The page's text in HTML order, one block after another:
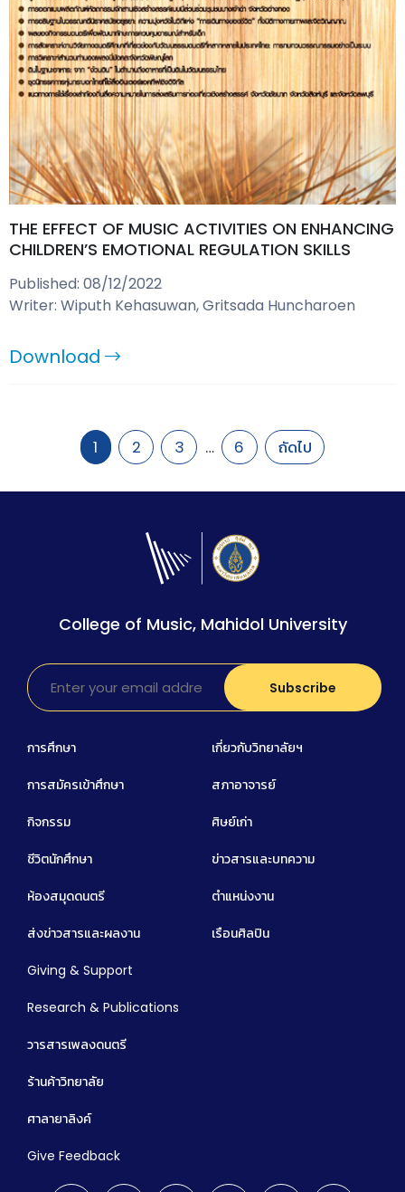
THE EFFECT OF MUSIC ACTIVITIES ON ENHANCING
CHILDREN’S EMOTIONAL REGULATION SKILLS
Published: 08/12/2022
Writer: Wiputh Kehasuwan, Gritsada Huncharoen
Download
1 2 3 … 6 ถัดไป
College of Music, Mahidol University
การศึกษา
การสมัครเข้าศึกษา
กิจกรรม
ชีวิตนักศึกษา
ห้องสมุดดนตรี
ส่งข่าวสารและผลงาน
เกี่ยวกับวิทยาลัยฯ
สภาอาจารย์
ศิษย์เก่า
ข่าวสารและบทความ
ตำแหน่งงาน
เรือนศิลปิน
Giving & Support
Research & Publications
วารสารเพลงดนตรี
ร้านค้าวิทยาลัย
ศาลายาลิงค์
Give Feedback